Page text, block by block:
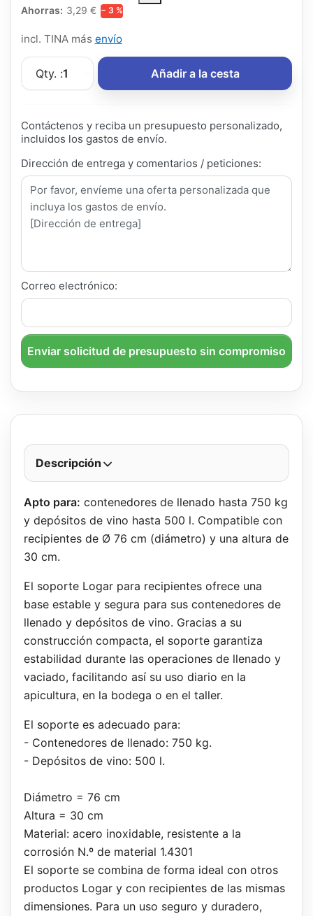
Ahorras: 3,29 € − 3 %
incl. TINA más envío
Qty. :1 Añadir a la cesta
Contáctenos y reciba un presupuesto personalizado,
incluidos los gastos de envío.
Dirección de entrega y comentarios / peticiones:
Correo electrónico:
Enviar solicitud de presupuesto sin compromiso
Descripción
Apto para: contenedores de llenado hasta 750 kg
y depósitos de vino hasta 500 l. Compatible con
recipientes de Ø 76 cm (diámetro) y una altura de
30 cm.
El soporte Logar para recipientes ofrece una
base estable y segura para sus contenedores de
llenado y depósitos de vino. Gracias a su
construcción compacta, el soporte garantiza
estabilidad durante las operaciones de llenado y
vaciado, facilitando así su uso diario en la
apicultura, en la bodega o en el taller.
El soporte es adecuado para:
- Contenedores de llenado: 750 kg.
- Depósitos de vino: 500 l.
Diámetro = 76 cm
Altura = 30 cm
Material: acero inoxidable, resistente a la
corrosión N.º de material 1.4301
El soporte se combina de forma ideal con otros
productos Logar y con recipientes de las mismas
dimensiones. Para un uso seguro y duradero,